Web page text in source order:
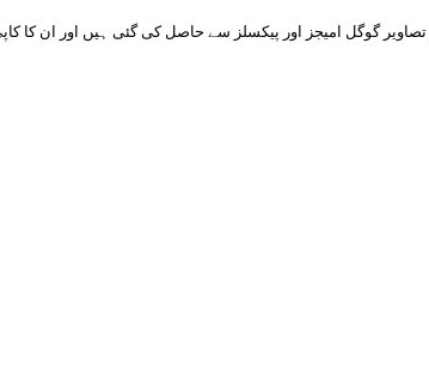
تصاویر گوگل امیجز اور پیکسلز سے حاصل کی گئی ہیں اور ان